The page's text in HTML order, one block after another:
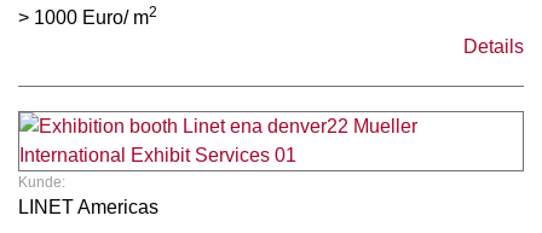
> 1000 Euro/ m2
Details
Kunde:
LINET Americas